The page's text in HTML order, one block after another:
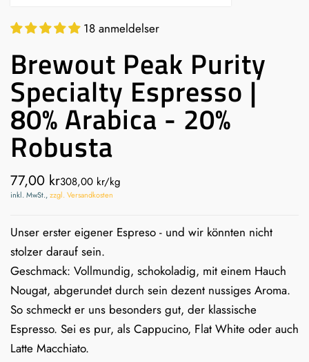
18 anmeldelser
Brewout Peak Purity
Specialty Espresso |
80% Arabica - 20%
Robusta
77,00 kr308,00 kr/kg
inkl. MwSt.,zzgl. Versandkosten
Unser erster eigener Espreso - und wir könnten nicht
stolzer darauf sein.
Geschmack: Vollmundig, schokoladig, mit einem Hauch
Nougat, abgerundet durch sein dezent nussiges Aroma.
So schmeckt er uns besonders gut, der klassische
Espresso. Sei es pur, als Cappucino, Flat White oder auch
Latte Macchiato.